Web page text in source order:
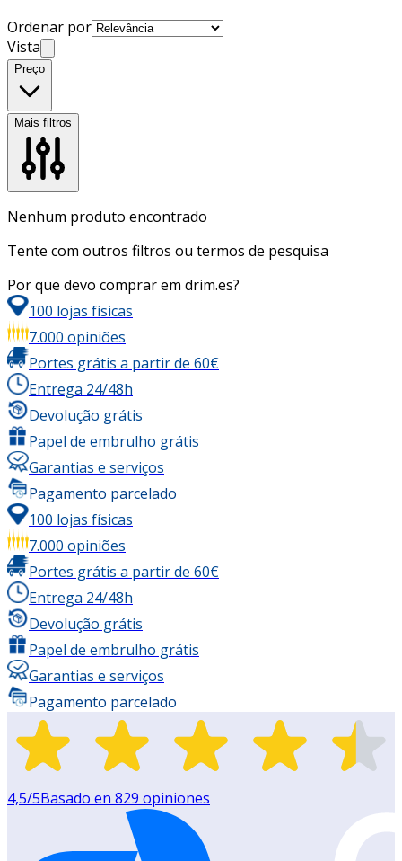
Ordenar por
Vista
Preço
Mais filtros
Nenhum produto encontrado
Tente com outros filtros ou termos de pesquisa
Por que devo comprar em drim.es?
100 lojas físicas
7.000 opiniões
Portes grátis a partir de 60€
Entrega 24/48h
Devolução grátis
Papel de embrulho grátis
Garantias e serviços
Pagamento parcelado
100 lojas físicas
7.000 opiniões
Portes grátis a partir de 60€
Entrega 24/48h
Devolução grátis
Papel de embrulho grátis
Garantias e serviços
Pagamento parcelado
4,5/5Basado en 829 opiniones